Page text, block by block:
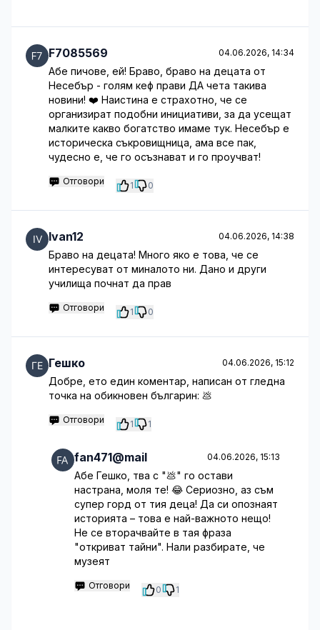
F7085569 04.06.2026, 14:34
Абе пичове, ей! Браво, браво на децата от
Несебър - голям кеф прави ДА чета такива
новини! ❤️ Наистина е страхотно, че се
организират подобни инициативи, за да усещат
малките какво богатство имаме тук. Несебър е
историческа съкровищница, ама все пак,
чудесно е, че го осъзнават и го проучват!
Отговори 1 0
Ivan12 04.06.2026, 14:38
Браво на децата! Много яко е това, че се
интересуват от миналото ни. Дано и други
училища почнат да прав
Отговори 1 0
Гешко 04.06.2026, 15:12
Добре, ето един коментар, написан от гледна
точка на обикновен българин: 💩
Отговори 1 1
fan471@mail 04.06.2026, 15:13
Абе Гешко, тва с "💩" го остави
настрана, моля те! 😂 Сериозно, аз съм
супер горд от тия деца! Да си опознаят
историята – това е най-важното нещо!
Не се вторачвайте в тая фраза
"откриват тайни". Нали разбирате, че
музеят
Отговори 0 1